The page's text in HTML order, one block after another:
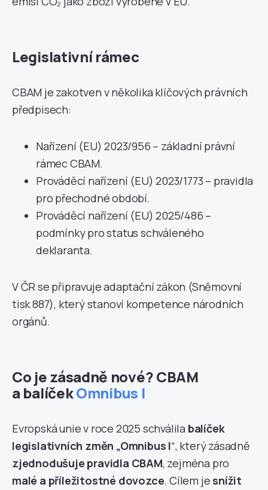
Legislativní rámec
CBAM je zakotven v několika klíčových právních
předpisech:
Nařízení (EU) 2023/956 – základní právní
rámec CBAM.
Prováděcí nařízení (EU) 2023/1773 – pravidla
pro přechodné období.
Prováděcí nařízení (EU) 2025/486 –
podmínky pro status schváleného
deklaranta.
V ČR se připravuje adaptační zákon (Sněmovní
tisk 887), který stanoví kompetence národních
orgánů.
Co je zásadně nové? CBAM
a balíčekOmnibus I
Evropská unie v roce 2025 schválila balíček
legislativních změn „Omnibus I“, který zásadně
zjednodušuje pravidla CBAM, zejména pro
malé a příležitostné dovozce. Cílem je snížit